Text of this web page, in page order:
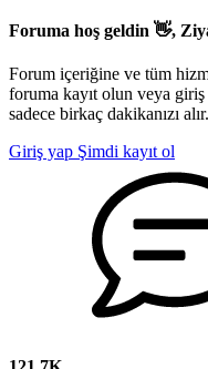
Foruma hoş geldin 👋,
Forum içeriğine ve tüm
foruma kayıt olun veya
sadece birkaç dakikanızı alır.
Giriş yap Şimdi kayıt ol